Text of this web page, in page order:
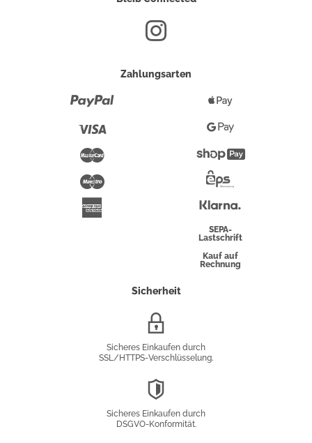
Zahlungsarten
Maestro
Pay
Google
Pay
Überweisung
SEPA-
Lastschrift
Kauf auf
Rechnung
Sicherheit
Sicheres Einkaufen durch
SSL/HTTPS-Verschlüsselung.
Sicheres Einkaufen durch
DSGVO-Konformität.